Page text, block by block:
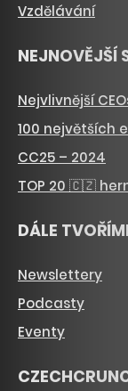
Vzdělávání
NEJNOVĚJŠÍ
Nejvlivnější
100 největších
CC25 – 2024
TOP 20 🇨🇿
DÁLE
Newslettery
Podcasty
Eventy